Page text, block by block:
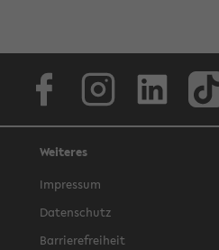
Weiteres
Impressum
Datenschutz
Barrierefreiheit